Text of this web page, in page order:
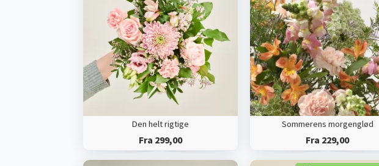
Den helt rigtige
Fra 299,00
Sommerens morgenglød
Fra 229,00